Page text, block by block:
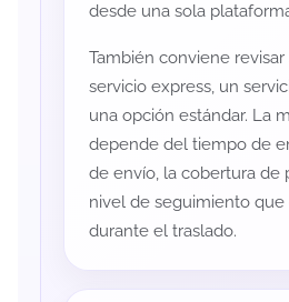
desde una sola
También conviene
servicio express, un
una opción estándar. La
depende del tiempo de
de envío, la cobertura de
nivel de seguimiento
durante el traslado.